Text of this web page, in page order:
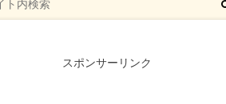
スポンサーリンク